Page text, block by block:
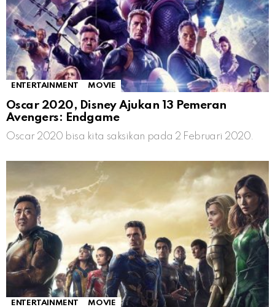
ENTERTAINMENT MOVIE
Oscar 2020, Disney Ajukan 13 Pemeran
Avengers: Endgame
Oscar 2020 bisa kita saksikan pada 2 Februari 2020.
ENTERTAINMENT MOVIE